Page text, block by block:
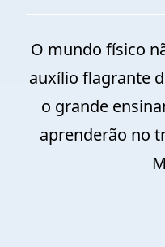
O mundo físico
auxílio flagrante
o grande
aprenderão no